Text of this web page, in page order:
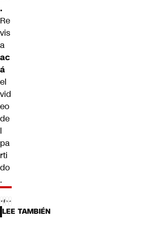
.
Re
vis
a
ac
á
el
vid
eo
de
l
pa
rti
do
.
LEE TAMBIÉN